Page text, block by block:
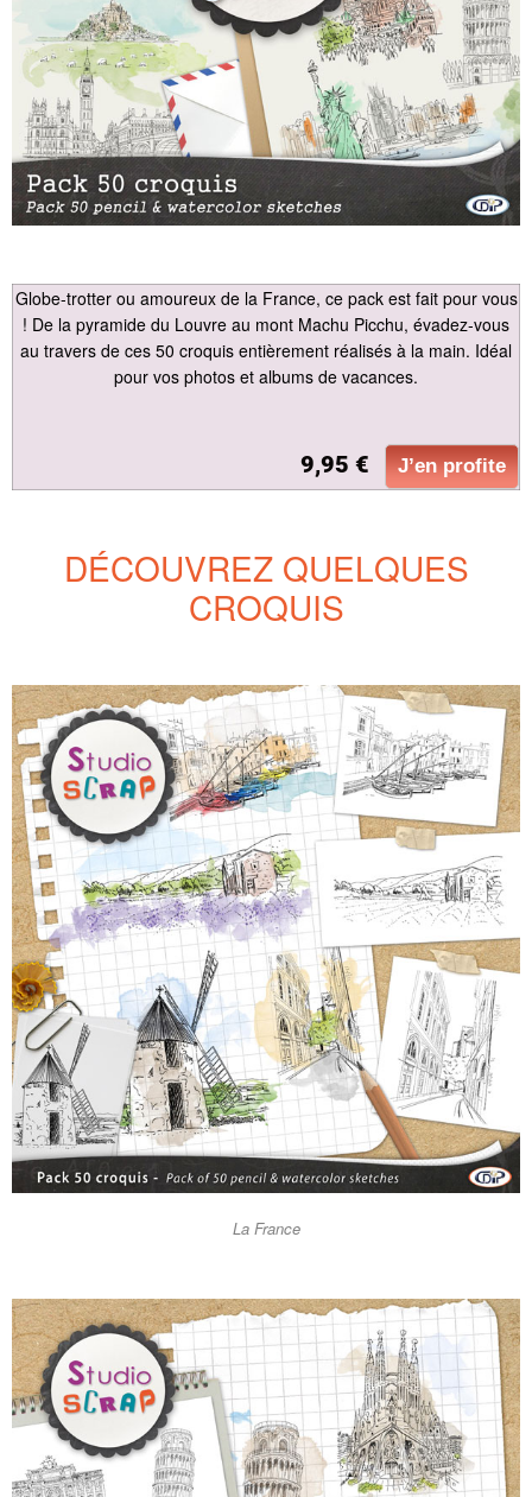
Globe-trotter ou amoureux de la France, ce pack est fait pour vous
! De la pyramide du Louvre au mont Machu Picchu, évadez-vous
au travers de ces 50 croquis entièrement réalisés à la main. Idéal
pour vos photos et albums de vacances.
9,95 € J’en profite
DÉCOUVREZ QUELQUES
CROQUIS
La France